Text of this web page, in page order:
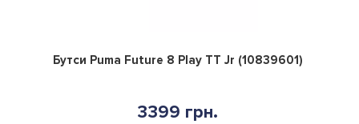
0
Бутси Puma Future 8 Play TT Jr (10839601)
3399 грн.